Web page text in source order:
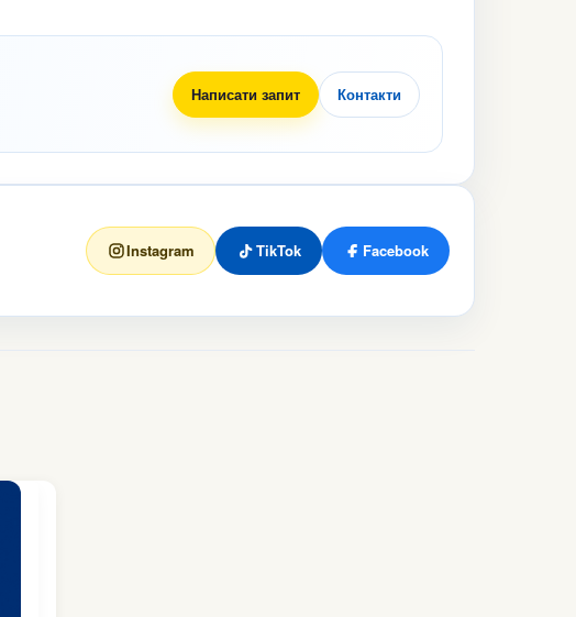
Написати запит Контакти
Instagram TikTok Facebook